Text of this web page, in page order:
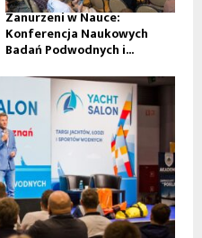
Zanurzeni w Nauce:
Konferencja Naukowych
Badań Podwodnych i...